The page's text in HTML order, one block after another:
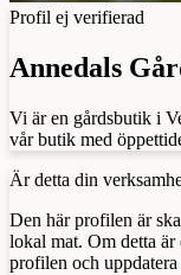
Profil ej verifierad
Annedals
Vi är en gårdsbutik i
vår butik med
Är detta din
Den här profilen är
lokal mat. Om detta
profilen och